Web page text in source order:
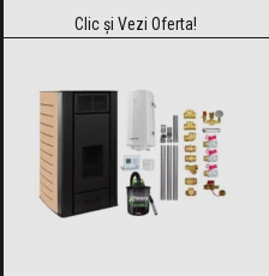
Clic și Vezi Oferta!